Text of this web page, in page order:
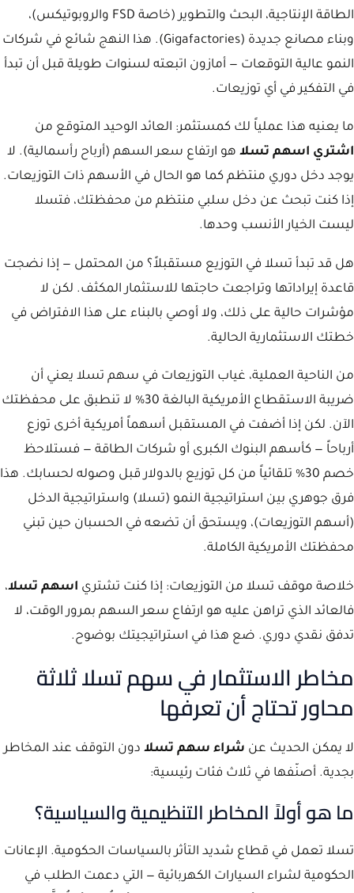
الطاقة الإنتاجية، البحث والتطوير (خاصة FSD والروبوتيكس)،
وبناء مصانع جديدة (Gigafactories). هذا النهج شائع في شركات
النمو عالية التوقعات — أمازون اتبعته لسنوات طويلة قبل أن تبدأ
في التفكير في أي توزيعات.
ما يعنيه هذا عملياً لك كمستثمر: العائد الوحيد المتوقع من
اشتري اسهم تسلا هو ارتفاع سعر السهم (أرباح رأسمالية). لا
يوجد دخل دوري منتظم كما هو الحال في الأسهم ذات التوزيعات.
إذا كنت تبحث عن دخل سلبي منتظم من محفظتك، فتسلا
ليست الخيار الأنسب وحدها.
هل قد تبدأ تسلا في التوزيع مستقبلاً؟ من المحتمل — إذا نضجت
قاعدة إيراداتها وتراجعت حاجتها للاستثمار المكثف. لكن لا
مؤشرات حالية على ذلك، ولا أوصي بالبناء على هذا الافتراض في
خطتك الاستثمارية الحالية.
من الناحية العملية، غياب التوزيعات في سهم تسلا يعني أن
ضريبة الاستقطاع الأمريكية البالغة 30% لا تنطبق على محفظتك
الآن. لكن إذا أضفت في المستقبل أسهماً أمريكية أخرى توزع
أرباحاً — كأسهم البنوك الكبرى أو شركات الطاقة — فستلاحظ
خصم 30% تلقائياً من كل توزيع بالدولار قبل وصوله لحسابك. هذا
فرق جوهري بين استراتيجية النمو (تسلا) واستراتيجية الدخل
(أسهم التوزيعات)، ويستحق أن تضعه في الحسبان حين تبني
محفظتك الأمريكية الكاملة.
خلاصة موقف تسلا من التوزيعات: إذا كنت تشتري اسهم تسلا،
فالعائد الذي تراهن عليه هو ارتفاع سعر السهم بمرور الوقت، لا
تدفق نقدي دوري. ضع هذا في استراتيجيتك بوضوح.
مخاطر الاستثمار في سهم تسلا ثلاثة
محاور تحتاج أن تعرفها
لا يمكن الحديث عن شراء سهم تسلا دون التوقف عند المخاطر
بجدية. أصنّفها في ثلاث فئات رئيسية:
ما هو أولاً المخاطر التنظيمية والسياسية؟
تسلا تعمل في قطاع شديد التأثر بالسياسات الحكومية. الإعانات
الحكومية لشراء السيارات الكهربائية — التي دعمت الطلب في